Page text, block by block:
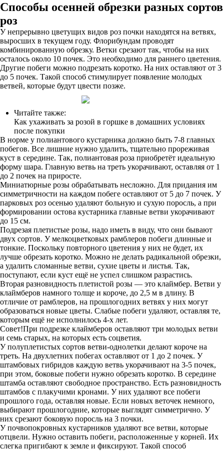
Способы осенней обрезки разных сортов
роз
У непрерывно цветущих видов роз почки находятся на ветвях,
выросших в текущем году. Флорибундам проводят
комбинированную обрезку. Ветки срезают так, чтобы на них
осталось около 10 почек. Это необходимо для раннего цветения.
Другие побеги можно подрезать коротко. На них оставляют от 3
до 5 почек. Такой способ стимулирует появление молодых
ветвей, которые будут цвести позже.
Читайте также:
Как ухаживать за розой в горшке в домашних условиях
после покупки
В норме у полиантового кустарника должно быть 7-8 главных
побегов. Все лишние нужно удалить, тщательно прореживая
куст в середине. Так, полиантовая роза приобретёт идеальную
форму шара. Главную ветвь на треть укорачивают, оставляя от 1
до 2 почек на приросте.
Миниатюрные розы обрабатывать несложно. Для придания им
симметричности на каждом побеге оставляют от 5 до 7 почек. У
парковых роз осенью удаляют больную и сухую поросль, а при
формировании остова кустарника главные ветви укорачивают
до 15 см.
Подрезая плетистые розы, надо иметь в виду, что они бывают
двух сортов. У мелкоцветковых рамблеров побеги длинные и
тонкие. Поскольку повторного цветения у них не будет, их
лучше обрезать коротко. Можно не делать радикальной обрезки,
а удалить сломанные ветви, сухие цветы и листья. Так,
поступают, если куст ещё не успел слишком разрастись.
Вторая разновидность плетистой розы — это клаймбер. Ветви у
клаймберов намного толще и короче, до 2,5 м в длину. В
отличие от рамблеров, на прошлогодних ветвях у них могут
образоваться новые цветы. Слабые побеги удаляют, оставляя те,
которым ещё не исполнилось 4-х лет.
Совет!При подрезке клаймберов оставляют три молодых ветви
и семь старых, на которых есть соцветия.
У полуплетистых сортов ветви-однолетки делают короче на
треть. На двухлетних побегах оставляют от 1 до 2 почек. У
штамбовых гибридов каждую ветвь укорачивают на 3-5 почек,
при этом, боковые побеги нужно обрезать коротко. В середине
штамба оставляют свободное пространство. Есть разновидность
штамбов с плакучими кронами. У них удаляют все побеги
прошлого года, оставляя новые. Если новых веточек немного,
выбирают прошлогодние, которые выглядят симметрично. У
них срезают боковую поросль на 3 почки.
У почвопокровных кустарников удаляют все ветви, которые
отцвели. Нужно оставить побеги, расположенные у корней. Их
слегка пригибают к земле и фиксируют. Такой способ